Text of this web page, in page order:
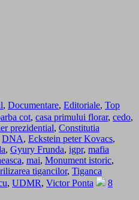
, Documentare, Editoriale, Top
cot, casa primului florar, cedo,
prezidential, Constitutia
DNA, Eckstein peter Kovacs,
, Gyury Frunda, igpr, mafia
, mai, Monument istoric,
tigancilor, Tiganca
, UDMR, Victor Ponta
8